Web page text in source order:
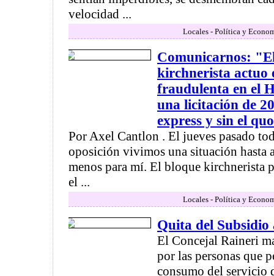
velocidad ...
Locales - Política y
Comunicarnos:
kirchnerista actuo
fraudulenta en el
una licitación de
express y sin el
Por Axel Cantlon . El jueves pasado
oposición vivimos una situación hasta
menos para mí. El bloque kirchnerista
el ...
Locales - Política y
Quita del Subsidio
El Concejal Raineri
por las personas que
consumo del servicio